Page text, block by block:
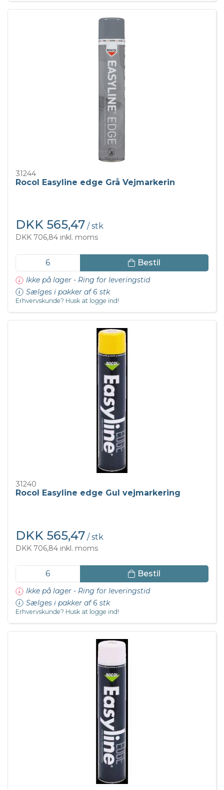
31244
Rocol Easyline edge Grå Vejmarkerin
DKK 565,47 / stk
DKK 706,84 inkl. moms
Bestil
Ikke på lager - Ring for leveringstid
Sælges i pakker af 6 stk
Erhvervskunde? Husk at logge ind!
31240
Rocol Easyline edge Gul vejmarkering
DKK 565,47 / stk
DKK 706,84 inkl. moms
Bestil
Ikke på lager - Ring for leveringstid
Sælges i pakker af 6 stk
Erhvervskunde? Husk at logge ind!